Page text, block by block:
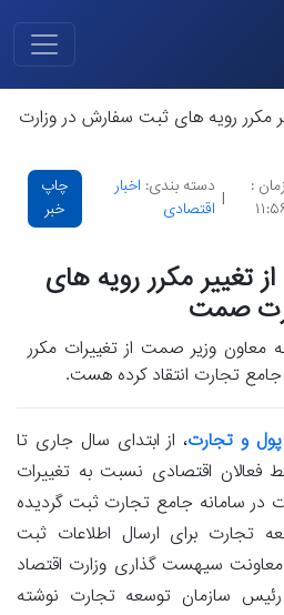
زمان :
|
دسته بندی: اخبار
اقتصادی
چاپ
خبر
از تغییر مکرر رویه های
صمت
معاون وزیر صمت از تغییرات مکرر
تجارت انتقاد کرده هست.
پول و تجارت، از ابتدای سال جاری تا
اقتصادی نسبت به تغییرات
در سامانه جامع تجارت ثبت گردیده
تجارت برای ارسال اطلاعات ثبت
سیهست گذاری وزارت اقتصاد
سازمان توسعه تجارت نوشته